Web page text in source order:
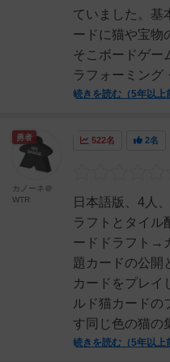
ていました。基
ードに猫や宝物
そこボードゲー
ラフォーミング
続きを読む（5年以上
522名 2名
日本語版、4人
ラフトとタイル
ードドラフト→
題カードの公開
カードをプレイ
ルド猫カードの
す同じ色の猫の
続きを読む（5年以上
勇者
カノーネ＠
WTR